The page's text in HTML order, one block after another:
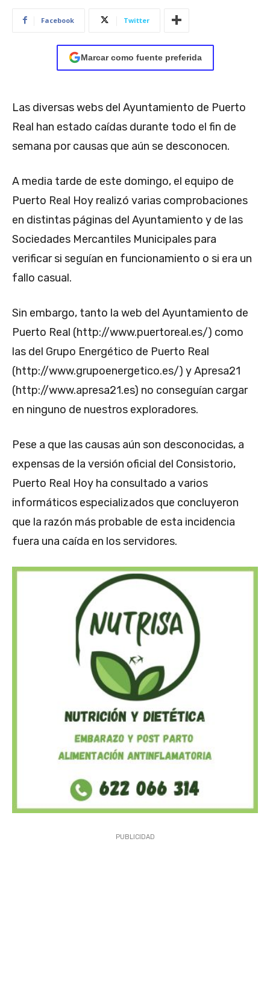
Facebook Twitter
Marcar como fuente preferida
Las diversas webs del Ayuntamiento de Puerto
Real han estado caídas durante todo el fin de
semana por causas que aún se desconocen.
A media tarde de este domingo, el equipo de
Puerto Real Hoy realizó varias comprobaciones
en distintas páginas del Ayuntamiento y de las
Sociedades Mercantiles Municipales para
verificar si seguían en funcionamiento o si era un
fallo casual.
Sin embargo, tanto la web del Ayuntamiento de
Puerto Real (http://www.puertoreal.es/) como
las del Grupo Energético de Puerto Real
(http://www.grupoenergetico.es/) y Apresa21
(http://www.apresa21.es) no conseguían cargar
en ninguno de nuestros exploradores.
Pese a que las causas aún son desconocidas, a
expensas de la versión oficial del Consistorio,
Puerto Real Hoy ha consultado a varios
informáticos especializados que concluyeron
que la razón más probable de esta incidencia
fuera una caída en los servidores.
PUBLICIDAD